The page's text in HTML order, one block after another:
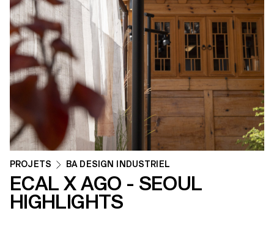
PROJETS BA DESIGN INDUSTRIEL
ECAL X AGO - SEOUL
HIGHLIGHTS